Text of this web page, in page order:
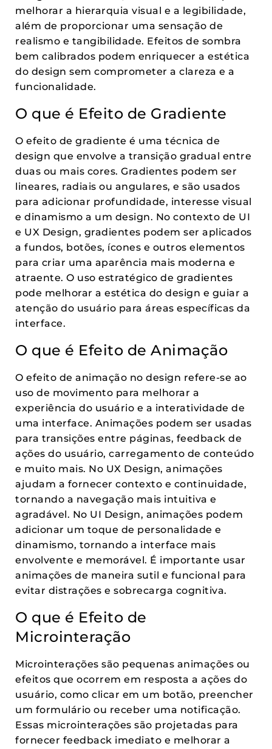
melhorar a hierarquia visual e a legibilidade,
além de proporcionar uma sensação de
realismo e tangibilidade. Efeitos de sombra
bem calibrados podem enriquecer a estética
do design sem comprometer a clareza e a
funcionalidade.
O que é Efeito de Gradiente
O efeito de gradiente é uma técnica de
design que envolve a transição gradual entre
duas ou mais cores. Gradientes podem ser
lineares, radiais ou angulares, e são usados
para adicionar profundidade, interesse visual
e dinamismo a um design. No contexto de UI
e UX Design, gradientes podem ser aplicados
a fundos, botões, ícones e outros elementos
para criar uma aparência mais moderna e
atraente. O uso estratégico de gradientes
pode melhorar a estética do design e guiar a
atenção do usuário para áreas específicas da
interface.
O que é Efeito de Animação
O efeito de animação no design refere-se ao
uso de movimento para melhorar a
experiência do usuário e a interatividade de
uma interface. Animações podem ser usadas
para transições entre páginas, feedback de
ações do usuário, carregamento de conteúdo
e muito mais. No UX Design, animações
ajudam a fornecer contexto e continuidade,
tornando a navegação mais intuitiva e
agradável. No UI Design, animações podem
adicionar um toque de personalidade e
dinamismo, tornando a interface mais
envolvente e memorável. É importante usar
animações de maneira sutil e funcional para
evitar distrações e sobrecarga cognitiva.
O que é Efeito de
Microinteração
Microinterações são pequenas animações ou
efeitos que ocorrem em resposta a ações do
usuário, como clicar em um botão, preencher
um formulário ou receber uma notificação.
Essas microinterações são projetadas para
fornecer feedback imediato e melhorar a